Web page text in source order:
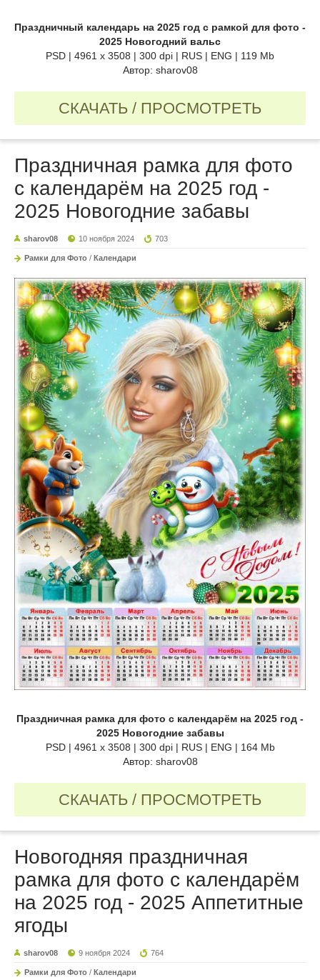
Праздничный календарь на 2025 год с рамкой для фото -
2025 Новогодний вальс
PSD | 4961 х 3508 | 300 dpi | RUS | ENG | 119 Mb
Автор: sharov08
СКАЧАТЬ / ПРОСМОТРЕТЬ
Праздничная рамка для фото
с календарём на 2025 год -
2025 Новогодние забавы
sharov08 10 ноября 2024 703
Рамки для Фото / Календари
Праздничная рамка для фото с календарём на 2025 год -
2025 Новогодние забавы
PSD | 4961 х 3508 | 300 dpi | RUS | ENG | 164 Mb
Автор: sharov08
СКАЧАТЬ / ПРОСМОТРЕТЬ
Новогодняя праздничная
рамка для фото с календарём
на 2025 год - 2025 Аппетитные
ягоды
sharov08 9 ноября 2024 764
Рамки для Фото / Календари